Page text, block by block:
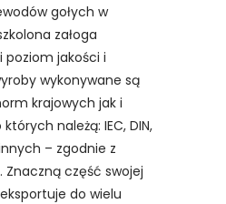
gołych w
załoga
poziom jakości i
wykonywane są
krajowych jak i
należą: IEC, DIN,
innych – zgodnie z
część swojej
do wielu